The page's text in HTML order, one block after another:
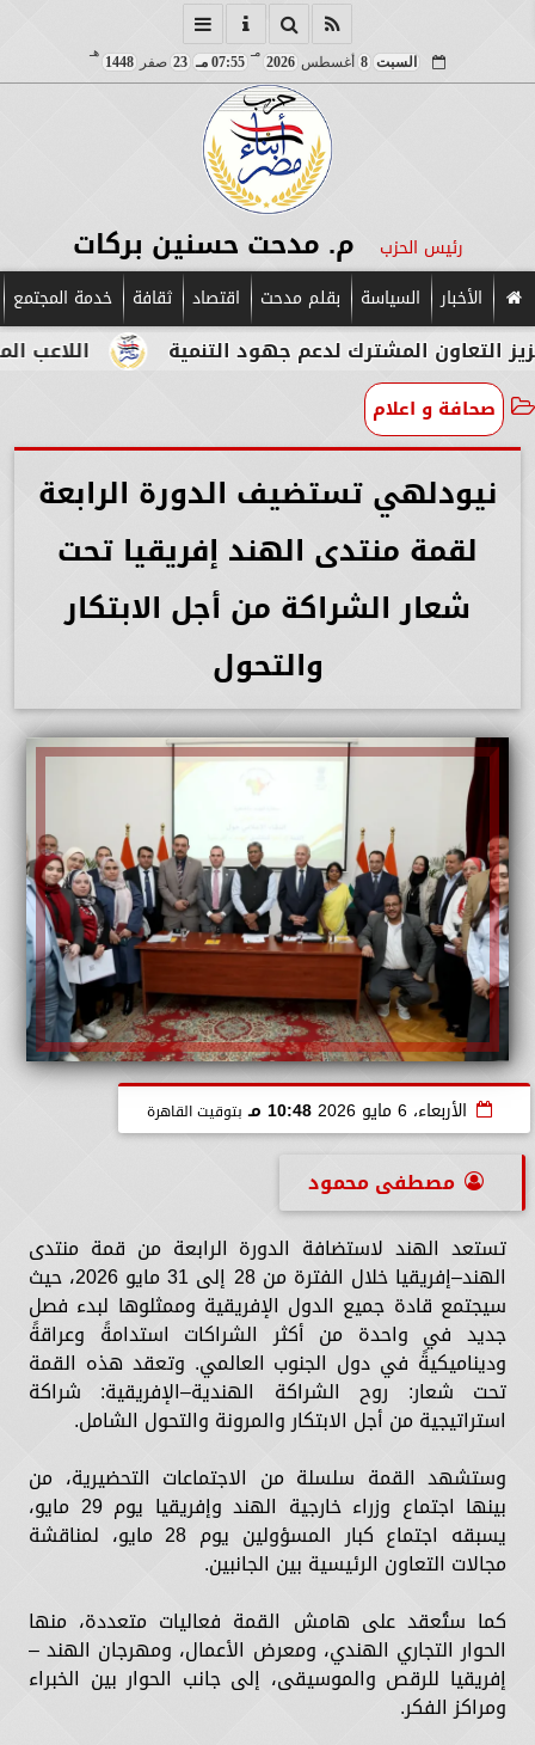
السبت 8 أغسطس 2026
مـ
07:55 مـ 23 صفر 1448
هـ
رئيس الحزب م. مدحت حسنين بركات
الأخبار السياسة بقلم مدحت اقتصاد ثقافة خدمة المجتمع
اللاعب المصري الإيطالي لدعم جهود التنمية
صحافة و اعلام
نيودلهي تستضيف الدورة الرابعة
لقمة منتدى الهند إفريقيا تحت
شعار الشراكة من أجل الابتكار
والتحول
الأربعاء، 6 مايو 2026 10:48 مـ بتوقيت القاهرة
مصطفى محمود
تستعد الهند لاستضافة الدورة الرابعة من قمة منتدى
الهند–إفريقيا خلال الفترة من 28 إلى 31 مايو 2026، حيث
سيجتمع قادة جميع الدول الإفريقية وممثلوها لبدء فصل
جديد في واحدة من أكثر الشراكات استدامةً وعراقةً
وديناميكيةً في دول الجنوب العالمي. وتعقد هذه القمة
تحت شعار: روح الشراكة الهندية–الإفريقية: شراكة
استراتيجية من أجل الابتكار والمرونة والتحول الشامل.
وستشهد القمة سلسلة من الاجتماعات التحضيرية، من
بينها اجتماع وزراء خارجية الهند وإفريقيا يوم 29 مايو،
يسبقه اجتماع كبار المسؤولين يوم 28 مايو، لمناقشة
مجالات التعاون الرئيسية بين الجانبين.
كما ستُعقد على هامش القمة فعاليات متعددة، منها
الحوار التجاري الهندي، ومعرض الأعمال، ومهرجان الهند –
إفريقيا للرقص والموسيقى، إلى جانب الحوار بين الخبراء
ومراكز الفكر.